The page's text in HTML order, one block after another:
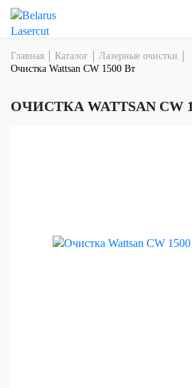
Главная Каталог
Лазерные очистки
Очистка Wattsan CW 1500 Вт
ОЧИСТКА WATTSAN CW